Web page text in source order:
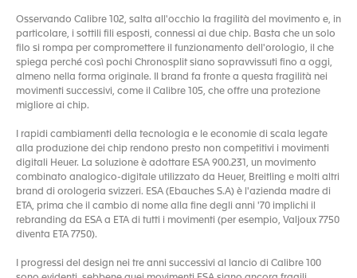
Osservando Calibre 102, salta all'occhio la fragilità del movimento e, in
particolare, i sottili fili esposti, connessi ai due chip. Basta che un solo
filo si rompa per compromettere il funzionamento dell'orologio, il che
spiega perché così pochi Chronosplit siano sopravvissuti fino a oggi,
almeno nella forma originale. Il brand fa fronte a questa fragilità nei
movimenti successivi, come il Calibre 105, che offre una protezione
migliore ai chip.
I rapidi cambiamenti della tecnologia e le economie di scala legate
alla produzione dei chip rendono presto non competitivi i movimenti
digitali Heuer. La soluzione è adottare ESA 900.231, un movimento
combinato analogico-digitale utilizzato da Heuer, Breitling e molti altri
brand di orologeria svizzeri. ESA (Ebauches S.A) è l'azienda madre di
ETA, prima che il cambio di nome alla fine degli anni '70 implichi il
rebranding da ESA a ETA di tutti i movimenti (per esempio, Valjoux 7750
diventa ETA 7750).
I progressi del design nei tre anni successivi al lancio di Calibre 100